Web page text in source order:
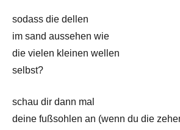
sodass die dellen
im sand aussehen wie
die vielen kleinen wellen
selbst?
schau dir dann mal
deine fußsohlen an (wenn du die